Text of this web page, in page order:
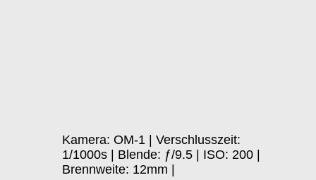
Kamera: OM-1 | Verschlusszeit:
1/1000s | Blende: ƒ/9.5 | ISO: 200 |
Brennweite: 12mm |